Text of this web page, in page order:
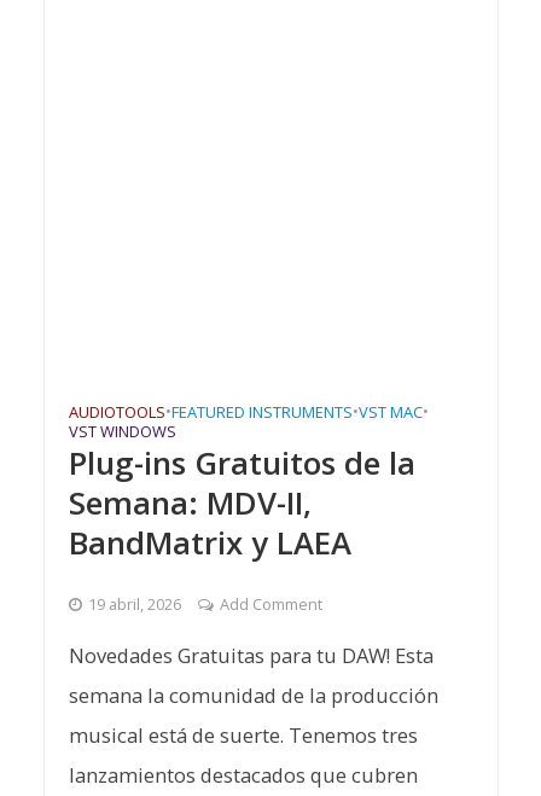
AUDIOTOOLS•FEATURED INSTRUMENTS•VST MAC•
VST WINDOWS
Plug-ins Gratuitos de la
Semana: MDV-II,
BandMatrix y LAEA
19 abril, 2026 Add Comment
Novedades Gratuitas para tu DAW! Esta
semana la comunidad de la producción
musical está de suerte. Tenemos tres
lanzamientos destacados que cubren